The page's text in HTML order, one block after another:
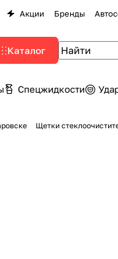
Акции Бренды
Каталог
Спецжидкости
Щетки